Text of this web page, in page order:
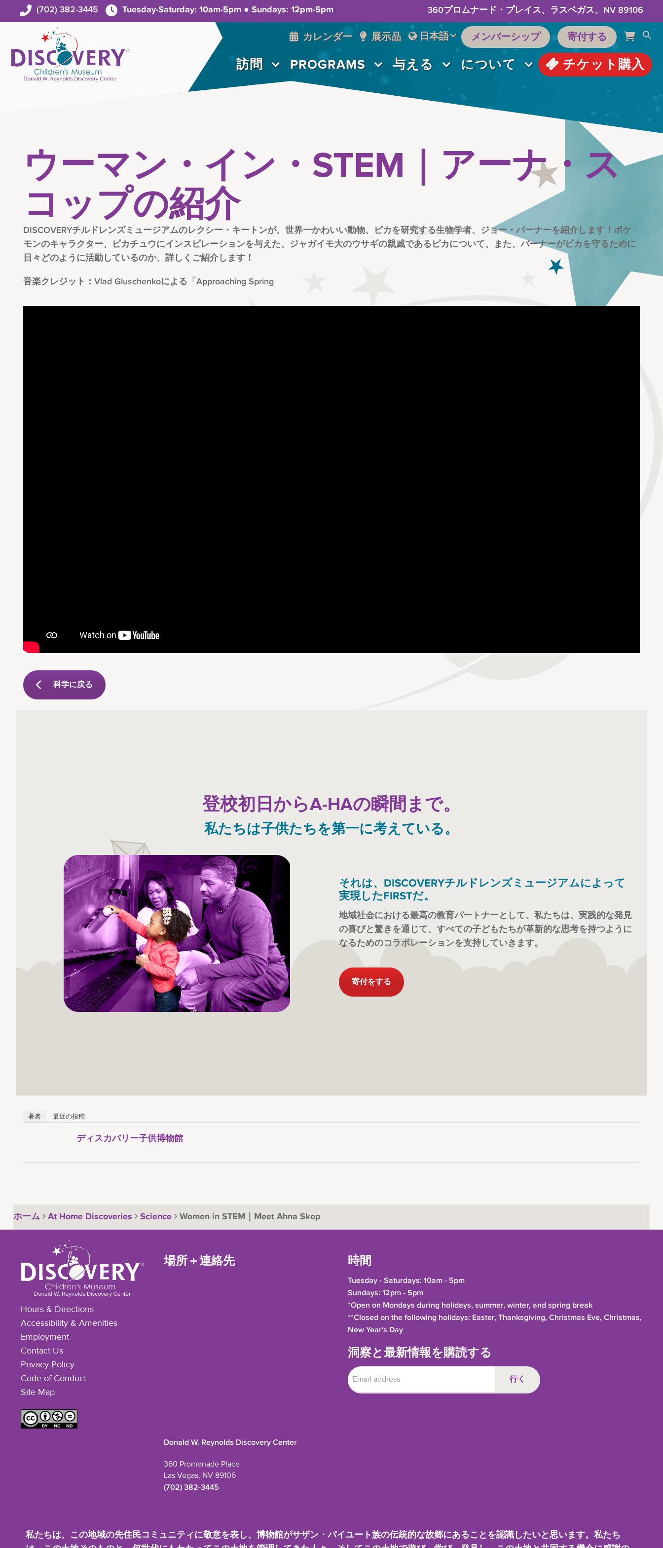
(702) 382-3445 Tuesday-Saturday: 10am-5pm ● Sundays: 12pm-5pm 360プロムナード・プレイス、ラスベガス、NV 89106
カレンダー 展示品 日本語 メンバーシップ 寄付する
訪問 PROGRAMS 与える について チケット購入
ウーマン・イン・STEM｜アーナ・ス
コップの紹介
DISCOVERYチルドレンズミュージアムのレクシー・キートンが、世界一かわいい動物、ピカを研究する生物学者、ジョー・バーナーを紹介します！ポケ
モンのキャラクター、ピカチュウにインスピレーションを与えた、ジャガイモ大のウサギの親戚であるピカについて、また、バーナーがピカを守るために
日々どのように活動しているのか、詳しくご紹介します！
音楽クレジット：Vlad Gluschenkoによる「Approaching Spring
科学に戻る
登校初日からA-HAの瞬間まで。
私たちは子供たちを第一に考えている。
それは、DISCOVERYチルドレンズミュージアムによって
実現したFIRSTだ。
地域社会における最高の教育パートナーとして、私たちは、実践的な発見
の喜びと驚きを通じて、すべての子どもたちが革新的な思考を持つように
なるためのコラボレーションを支持していきます。
寄付をする
著者 最近の投稿
ディスカバリー子供博物館
ホーム At Home Discoveries Science Women in STEM｜Meet Ahna Skop
Hours & Directions
Accessibility & Amenities
Employment
Contact Us
Privacy Policy
Code of Conduct
Site Map
場所＋連絡先
Donald W. Reynolds Discovery Center
360 Promenade Place
Las Vegas, NV 89106
(702) 382-3445
時間
Tuesday - Saturdays: 10am - 5pm
Sundays: 12pm - 5pm
*Open on Mondays during holidays, summer, winter, and spring break
**Closed on the following holidays: Easter, Thanksgiving, Christmas Eve, Christmas,
New Year's Day
洞察と最新情報を購読する
私たちは、この地域の先住民コミュニティに敬意を表し、博物館がサザン・パイユート族の伝統的な故郷にあることを認識したいと思います。私たち